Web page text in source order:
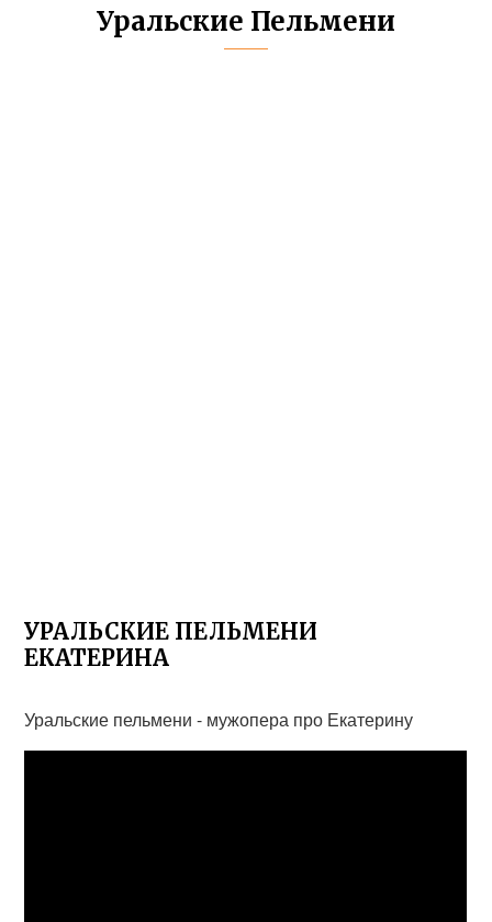
Уральские Пельмени
УРАЛЬСКИЕ ПЕЛЬМЕНИ
ЕКАТЕРИНА
Уральские пельмени - мужопера про Екатерину